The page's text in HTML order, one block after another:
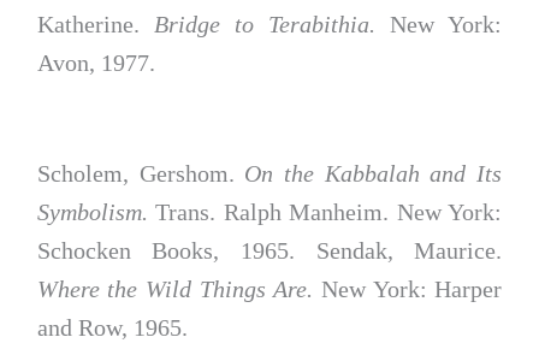
Katherine. Bridge to Terabithia.New York:
Avon, 1977.
Scholem, Gershom. On the Kabbalah and Its
Symbolism.Trans. Ralph Manheim. New York:
Schocken Books, 1965. Sendak, Maurice.
Where the Wild Things Are. New York: Harper
and Row, 1965.